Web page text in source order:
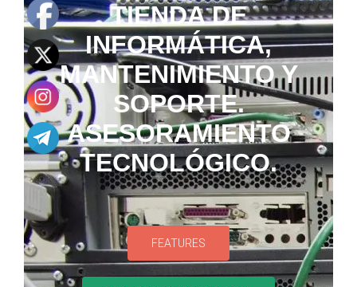
TIENDA DE
INFORMÁTICA,
MANTENIMIENTO Y
SOPORTE.
ASESORAMIENTO
TECNOLÓGICO.
FEATURES